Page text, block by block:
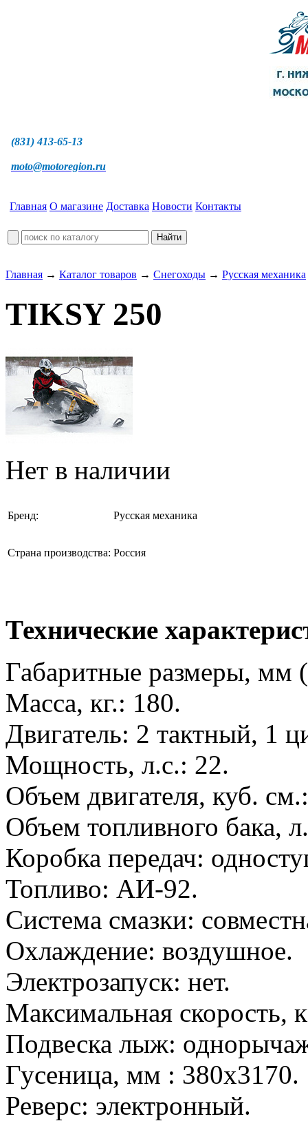
(831) 413-65-13
moto@motoregion.ru
Главная О магазине Доставка Новости Контакты
Главная → Каталог товаров → Снегоходы → Русская механика
TIKSY 250
Нет в наличии
Бренд: Русская механика
Страна производства: Россия
Технические
Габаритные размеры,
Масса, кг.: 180.
Двигатель: 2 тактный, 1
Мощность, л.с.: 22.
Объем двигателя, куб.
Объем топливного бака,
Коробка передач:
Топливо: АИ-92.
Система смазки:
Охлаждение: воздушное.
Электрозапуск: нет.
Максимальная скорость,
Подвеска лыж:
Гусеница, мм :
Реверс: электронный.